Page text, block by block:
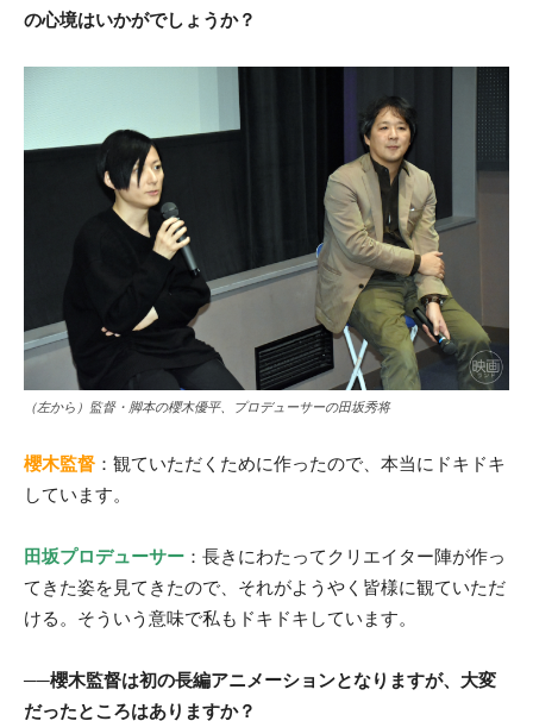
の心境はいかがでしょうか？
（左から）監督・脚本の櫻木優平、プロデューサーの田坂秀将
櫻木監督 ：観ていただくために作ったので、本当にドキドキ
しています。
田坂プロデューサー ：長きにわたってクリエイター陣が作っ
てきた姿を見てきたので、それがようやく皆様に観ていただ
ける。そういう意味で私もドキドキしています。
──櫻木監督は初の長編アニメーションとなりますが、大変
だったところはありますか？